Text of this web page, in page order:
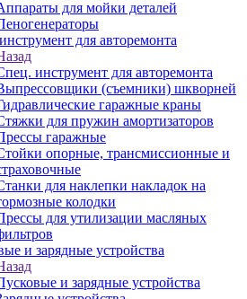
для мойки деталей
для авторемонта
инструмент для авторемонта
(съемники) шкворней
гаражные краны
для пружин амортизаторов
гаражные
опорные, трансмиссионные и
для наклепки накладок на
колодки
для утилизации масляных
и зарядные устройства
и зарядные устройства